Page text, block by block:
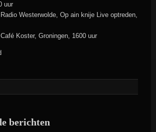
uur
Westerwolde, Op ain knije Live optreden,
Koster, Groningen, 1600 uur
berichten